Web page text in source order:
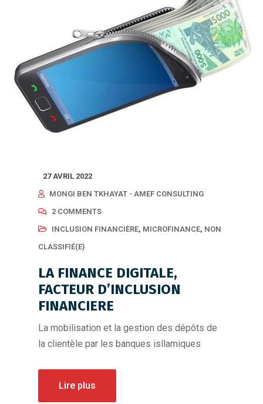
27 AVRIL 2022
MONGI BEN TKHAYAT - AMEF CONSULTING
2 COMMENTS
INCLUSION FINANCIÈRE, MICROFINANCE, NON
CLASSIFIÉ(E)
LA FINANCE DIGITALE,
FACTEUR D’INCLUSION
FINANCIERE
La mobilisation et la gestion des dépôts de
la clientèle par les banques isllamiques
Lire plus